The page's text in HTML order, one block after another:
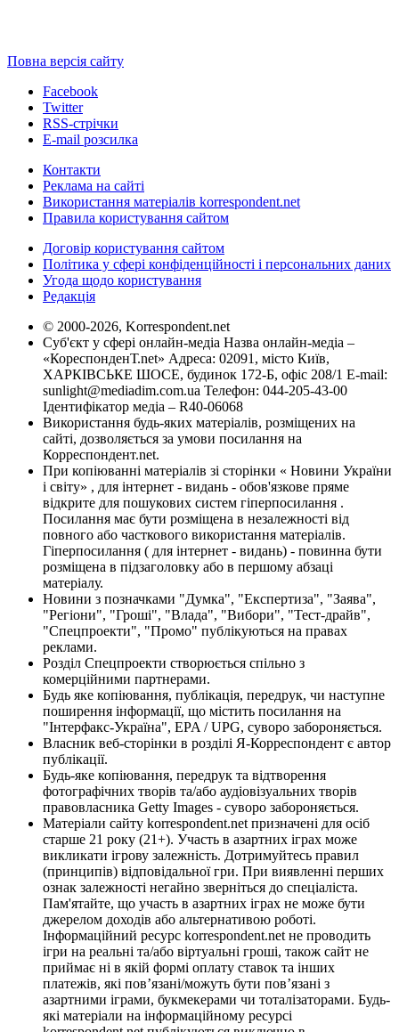
Повна версія сайту
Facebook
Twitter
RSS-стрічки
E-mail розсилка
Контакти
Реклама на сайті
Використання матеріалів korrespondent.net
Правила користування сайтом
Договір користування сайтом
Політика у сфері конфіденційності і персональних даних
Угода щодо користування
Редакція
© 2000-2026, Korrespondent.net
Суб'єкт у сфері онлайн-медіа Назва онлайн-медіа –
«КореспонденТ.net» Адреса: 02091, місто Київ,
ХАРКІВСЬКЕ ШОСЕ, будинок 172-Б, офіс 208/1 E-mail:
sunlight@mediadim.com.ua Телефон: 044-205-43-00
Ідентифікатор медіа – R40-06068
Використання будь-яких матеріалів, розміщених на
сайті, дозволяється за умови посилання на
Корреспондент.net.
При копіюванні матеріалів зі сторінки « Новини України
і світу» , для інтернет - видань - обов'язкове пряме
відкрите для пошукових систем гіперпосилання .
Посилання має бути розміщена в незалежності від
повного або часткового використання матеріалів.
Гіперпосилання ( для інтернет - видань) - повинна бути
розміщена в підзаголовку або в першому абзаці
матеріалу.
Новини з позначками "Думка", "Експертиза", "Заява",
"Регіони", "Гроші", "Влада", "Вибори", "Тест-драйв",
"Спецпроекти", "Промо" публікуються на правах
реклами.
Розділ Спецпроекти створюється спільно з
комерційними партнерами.
Будь яке копіювання, публікація, передрук, чи наступне
поширення інформації, що містить посилання на
"Інтерфакс-Україна", EPA / UPG, суворо забороняється.
Власник веб-сторінки в розділі Я-Корреспондент є автор
публікації.
Будь-яке копіювання, передрук та відтворення
фотографічних творів та/або аудіовізуальних творів
правовласника Getty Images - суворо забороняється.
Матеріали сайту korrespondent.net призначені для осіб
старше 21 року (21+). Участь в азартних іграх може
викликати ігрову залежність. Дотримуйтесь правил
(принципів) відповідальної гри. При виявленні перших
ознак залежності негайно зверніться до спеціаліста.
Пам'ятайте, що участь в азартних іграх не може бути
джерелом доходів або альтернативою роботі.
Інформаційний ресурс korrespondent.net не проводить
ігри на реальні та/або віртуальні гроші, також сайт не
приймає ні в якій формі оплату ставок та інших
платежів, які пов’язані/можуть бути пов’язані з
азартними іграми, букмекерами чи тоталізаторами. Будь-
які матеріали на інформаційному ресурсі